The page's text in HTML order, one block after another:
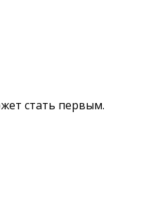
стать первым.